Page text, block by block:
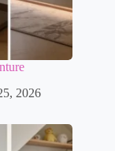
2026